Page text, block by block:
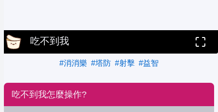
吃不到我
#消消樂 #塔防 #射擊 #益智
吃不到我怎麼操作?